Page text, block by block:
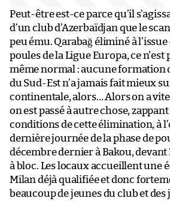
Peut-être est-ce parce qu’il
d’un club d’Azerbaïdjan que le
peu ému. Qarabağ éliminé à l’issue
poules de la Ligue Europa, ce n’est
même normal : aucune formation
du Sud-Est n’a jamais fait mieux
continentale, alors… Alors on a
on est passé à autre chose,
conditions de cette élimination, à
dernière journée de la phase de
décembre dernier à Bakou, devant
à bloc. Les locaux accueillent une
Milan déjà qualifiée et donc
beaucoup de jeunes du club et des